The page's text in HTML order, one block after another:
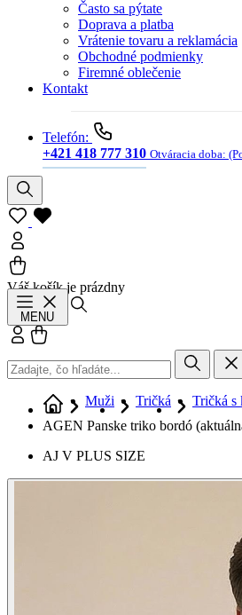
Často sa pýtate
Doprava a platba
Vrátenie tovaru a reklamácia
Obchodné podmienky
Firemné oblečenie
Kontakt
Telefón:
+421 418 777 310 Otváracia doba:
Váš košík je prázdny
MENU
Prihlásiť sa
Muži Tričká
Tričká s
AGEN Panske triko bordó
AJ V PLUS SIZE